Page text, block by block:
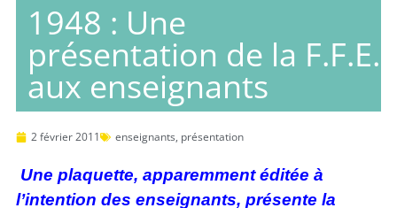
1948 : Une
présentation de la F.F.E.
aux enseignants
2 février 2011 enseignants, présentation
Une plaquette, apparemment éditée à
l’intention des enseignants, présente la